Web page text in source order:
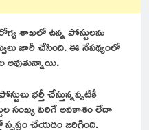
శాఖలో ఉన్న పోస్టులను
జారీ చేసింది. ఈ నేపథ్యంలో
అవుతున్నాయి.
భర్తీ చేస్తున్నప్పటికీ
సంఖ్య పెరిగే అవకాశం లేదా
స్పష్టం చేయడం జరిగింది.